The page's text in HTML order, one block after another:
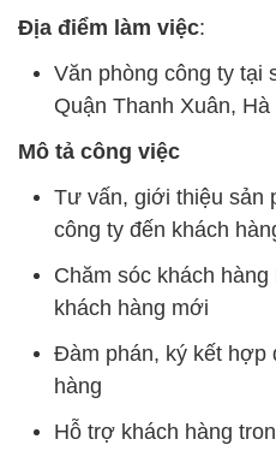
Địa điểm làm việc:
Văn phòng công ty tại
Quận Thanh Xuân, Hà
Mô tả công việc
Tư vấn, giới thiệu sản
công ty đến khách
Chăm sóc khách
khách hàng mới
Đàm phán, ký kết hợp
hàng
Hỗ trợ khách hàng